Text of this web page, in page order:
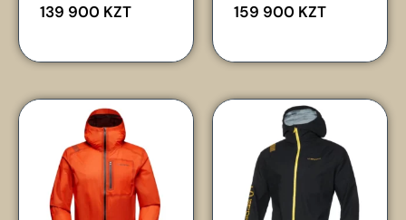
139 900 KZT 159 900 KZT